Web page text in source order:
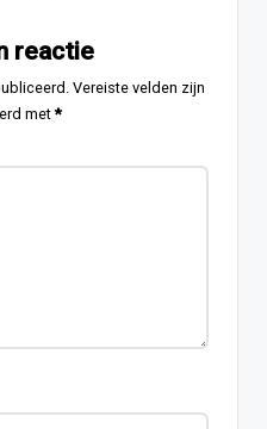
reactie
Vereiste velden zijn
met*